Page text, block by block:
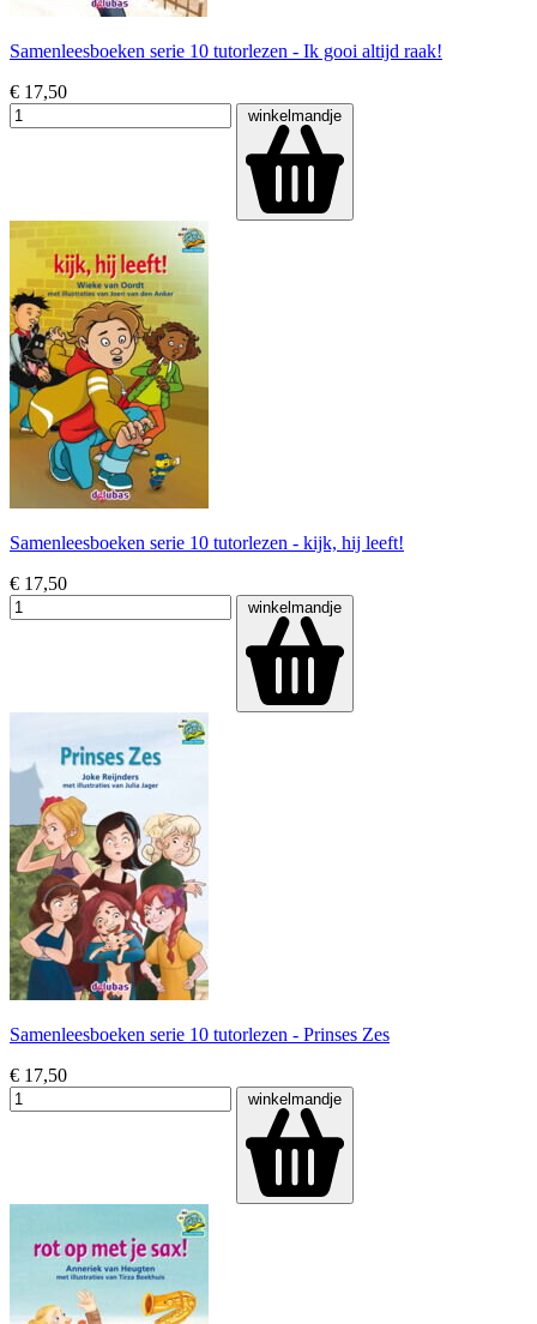
Samenleesboeken serie 10 tutorlezen - Ik gooi altijd raak!
€ 17,50
winkelmandje
Samenleesboeken serie 10 tutorlezen - kijk, hij leeft!
€ 17,50
winkelmandje
Samenleesboeken serie 10 tutorlezen - Prinses Zes
€ 17,50
winkelmandje